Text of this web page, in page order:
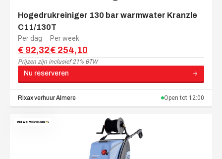
Hogedrukreiniger 130 bar warmwater Kranzle
C11/130T
Per dag
€ 92,32
Per week
€ 254,10
Prijzen zijn inclusief 21% BTW
Nu reserveren
Rixax verhuurAlmere Open tot 12:00